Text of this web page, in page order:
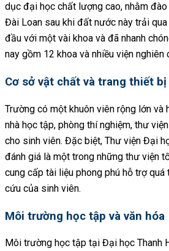
dục đại học chất lượng cao, nhằm
Đài Loan sau khi đất nước này trải
đầu với một vài khoa và đã nhanh
nay gồm 12 khoa và nhiều viện nghiên
Cơ sở vật chất và trang thiết bị
Trường có một khuôn viên rộng lớn và
nhà học tập, phòng thí nghiệm, thư
cho sinh viên. Đặc biệt, Thư viện Đại
đánh giá là một trong những thư viện
cung cấp tài liệu phong phú hỗ trợ
cứu của sinh viên.
Môi trường học tập và văn hóa
Môi trường học tập tại Đại học Thanh